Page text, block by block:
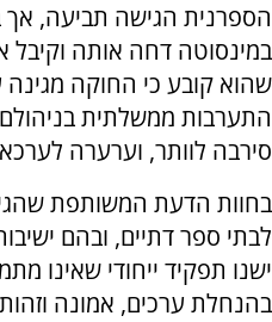
הספרנית הגישה תביעה,
במינסוטה דחה אותה
שהוא קובע כי החוקה מגינה
התערבות ממשלתית
סירבה לוותר, וערערה
בחוות הדעת המשותפת
לבתי ספר דתיים, ובהם
ישנו תפקיד ייחודי שאינו
בהנחלת ערכים, אמונה